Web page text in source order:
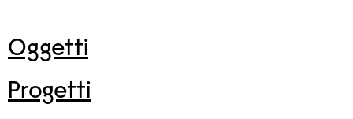
Oggetti
Progetti